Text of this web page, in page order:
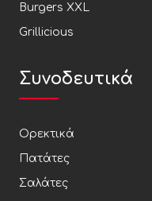
Burgers XXL
Grillicious
Συνοδευτικά
Ορεκτικά
Πατάτες
Σαλάτες